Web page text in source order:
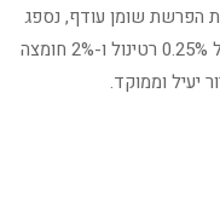
הפרשת שומן עודף, נספג
במהירות וללא בישום, מבוסס על שילוב של 0.25% רטינול ו-2% חומצה
יעיל וממוקד.